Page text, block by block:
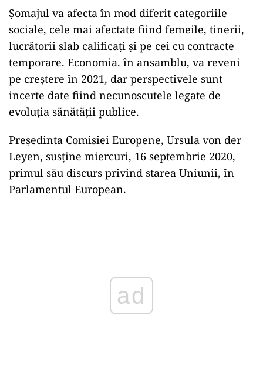
Șomajul va afecta în mod diferit categoriile
sociale, cele mai afectate fiind femeile, tinerii,
lucrătorii slab calificați și pe cei cu contracte
temporare. Economia. în ansamblu, va reveni
pe creștere în 2021, dar perspectivele sunt
incerte date fiind necunoscutele legate de
evoluția sănătății publice.
Preşedinta Comisiei Europene, Ursula von der
Leyen, susţine miercuri, 16 septembrie 2020,
primul său discurs privind starea Uniunii, în
Parlamentul European.